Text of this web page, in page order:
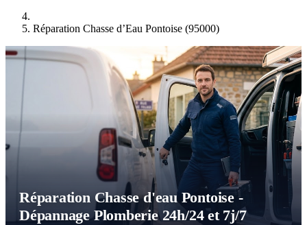
Réparation Chasse d’Eau Pontoise (95000)
Réparation Chasse d'eau Pontoise -
Dépannage Plomberie 24h/24 et 7j/7